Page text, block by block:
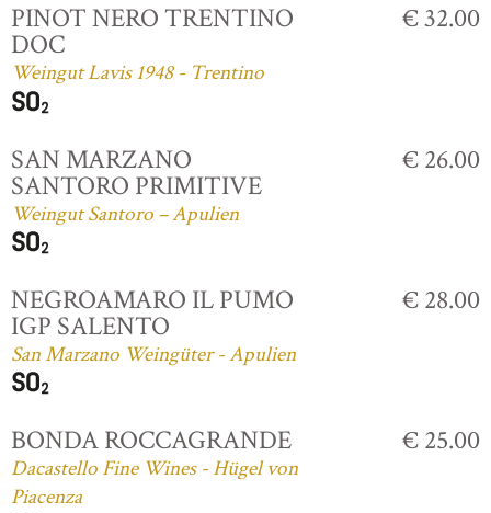
PINOT NERO TRENTINO
DOC
Weingut Lavis 1948 - Trentino
€ 32.00
SAN MARZANO
SANTORO PRIMITIVE
Weingut Santoro – Apulien
€ 26.00
NEGROAMARO IL PUMO
IGP SALENTO
San Marzano Weingüter - Apulien
€ 28.00
BONDA ROCCAGRANDE
Dacastello Fine Wines - Hügel von
Piacenza
€ 25.00